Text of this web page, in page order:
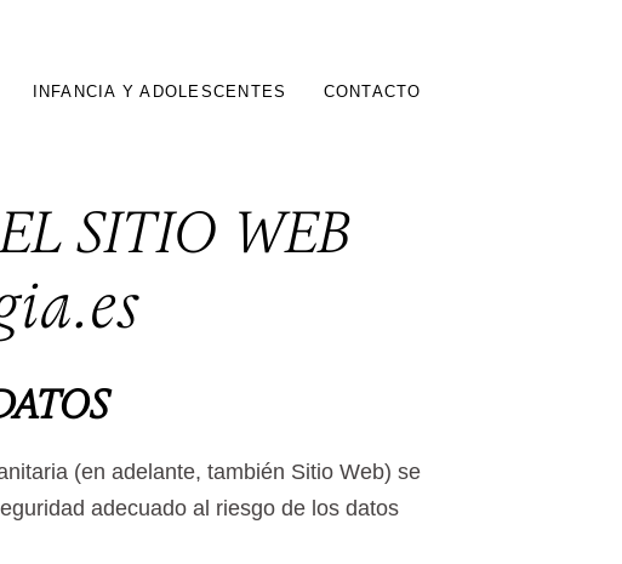
INFANCIA Y ADOLESCENTES CONTACTO
SITIO WEB
(en adelante, también Sitio Web) se
adecuado al riesgo de los datos